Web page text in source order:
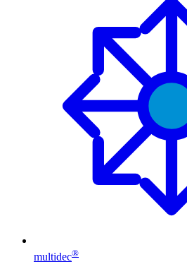
multidec®